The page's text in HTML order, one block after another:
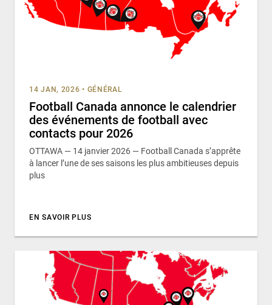
14 JAN, 2026 • GÉNÉRAL
Football Canada annonce le calendrier
des événements de football avec
contacts pour 2026
OTTAWA — 14 janvier 2026 — Football Canada s’apprête
à lancer l’une de ses saisons les plus ambitieuses depuis
plus
EN SAVOIR PLUS